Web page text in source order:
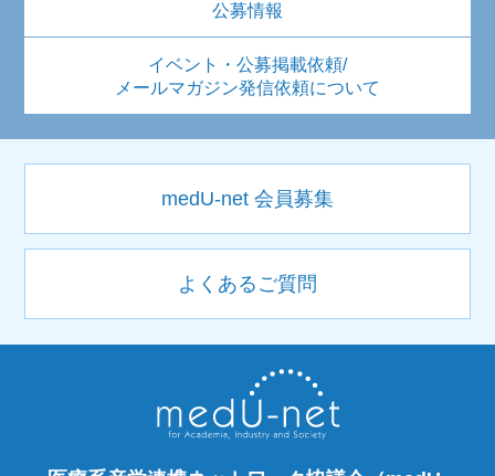
公募情報
イベント・公募掲載依頼/
メールマガジン発信依頼について
medU-net 会員募集
よくあるご質問